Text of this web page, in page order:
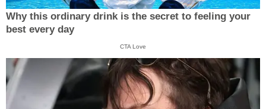
Why this ordinary drink is the secret to feeling your
best every day
CTA Love